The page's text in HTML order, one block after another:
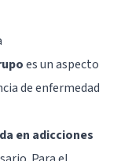
es un aspecto
de enfermedad
en adicciones